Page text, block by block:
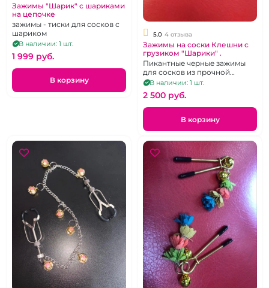
Зажимы "Шарик" с шариками
на цепочке
зажимы - тиски для сосков с
шариком
В наличии: 1 шт.
1 999 pуб.
В корзину
5.0 4 отзыва
Зажимы на соски Клешни с
грузиком "Шарики" .
Пикантные черные зажимы
для сосков из прочной
латуни.
В наличии: 1 шт.
2 500 pуб.
В корзину